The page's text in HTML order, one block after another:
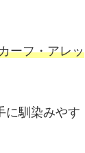
ーフ・アレッ
に馴染みやす